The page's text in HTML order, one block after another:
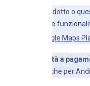
Questo prodotto o
ai prodotti e alle
servizio di Google Maps
Funzionalità a
Mappe dinamiche per